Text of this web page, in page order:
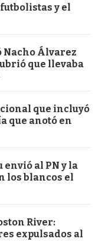
y el
Nacho Álvarez
que llevaba
que incluyó
que anotó en
envió al PN y la
los blancos el
River:
expulsados al